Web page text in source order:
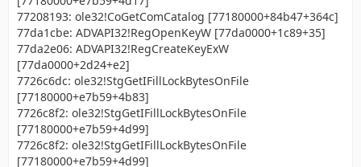
77208193: ole32!CoGetComCatalog [77180000+84b47+364c]
77da1cbe: ADVAPI32!RegOpenKeyW [77da0000+1c89+35]
77da2e06: ADVAPI32!RegCreateKeyExW
[77da0000+2d24+e2]
7726c6dc: ole32!StgGetIFillLockBytesOnFile
[77180000+e7b59+4b83]
7726c8f2: ole32!StgGetIFillLockBytesOnFile
[77180000+e7b59+4d99]
7726c8f2: ole32!StgGetIFillLockBytesOnFile
[77180000+e7b59+4d99]